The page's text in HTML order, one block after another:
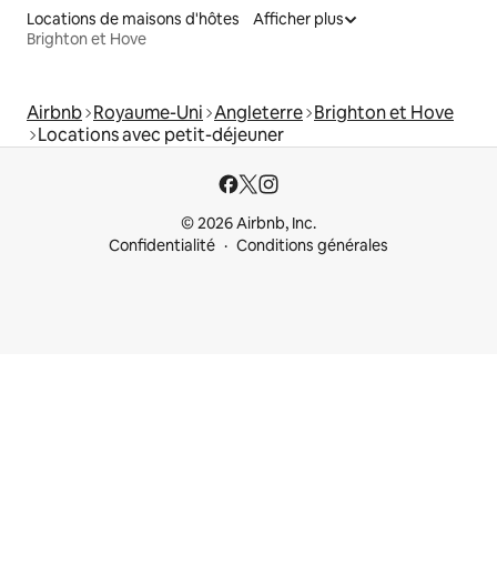
Locations de maisons d'hôtes
Brighton et Hove
Afficher plus
Airbnb Royaume-Uni Angleterre Brighton et Hove
Locations avec petit-déjeuner
© 2026 Airbnb, Inc.
Confidentialité
Conditions générales